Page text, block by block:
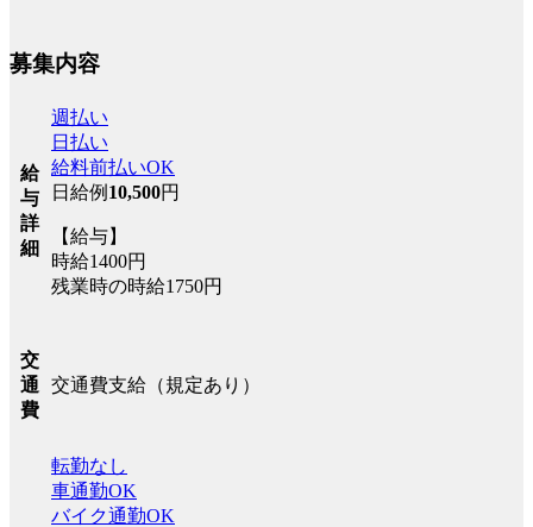
募集内容
給
与
詳
細
週払い
日払い
給料前払いOK
日給例 10,500円
【給与】
時給1400円
残業時の時給1750円
交
通
費
交通費支給（規定あり）
転勤なし
車通勤OK
バイク通勤OK